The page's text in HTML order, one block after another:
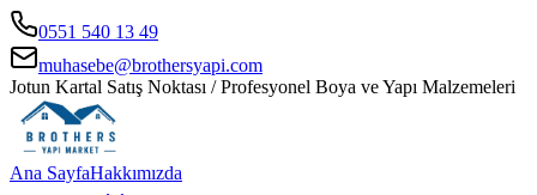
0551 540 13 49
muhasebe@brothersyapi.com
Jotun Kartal Satış Noktası / Profesyonel Boya ve Yapı Malzemeleri
Ana SayfaHakkımızda